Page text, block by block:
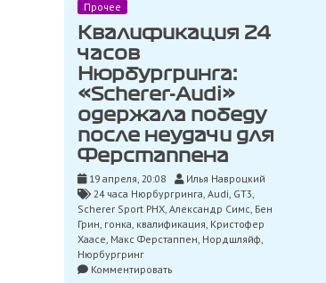
Прочее
Квалификация 24
часов
Нюрбургринга:
«Scherer-Audi»
одержала победу
после неудачи для
Ферстаппена
19 апреля, 20:08
Илья Навроцкий
24 часа Нюрбургринга, Audi, GT3,
Scherer Sport PHX, Александр Симс, Бен
Грин, гонка, квалификация, Кристофер
Хаасе, Макс Ферстаппен, Нордшляйф,
Нюрбургринг
Комментироватьon